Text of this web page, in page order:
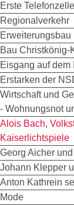
Erste Telefonzelle
Regionalverkehr
Bau Christkönig-
Eisgang auf dem
Erstarken der
Wirtschaft und
- Wohnungsnot
Alois Bach,
Kaiserlichtspiele
Georg Aicher
Johann Klepper
Anton Kathrein
Mode